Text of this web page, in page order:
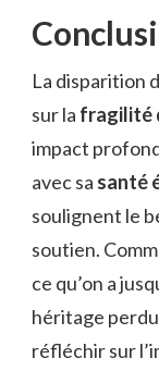
La disparition
sur la fragilité
impact
avec sa santé
soulignent le
soutien.
ce qu’on a
héritage
réfléchir sur